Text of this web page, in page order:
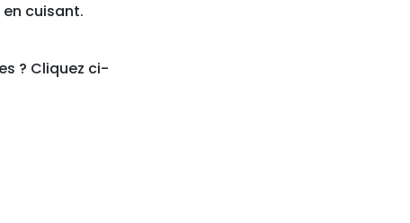
cuisant.
? Cliquez ci-